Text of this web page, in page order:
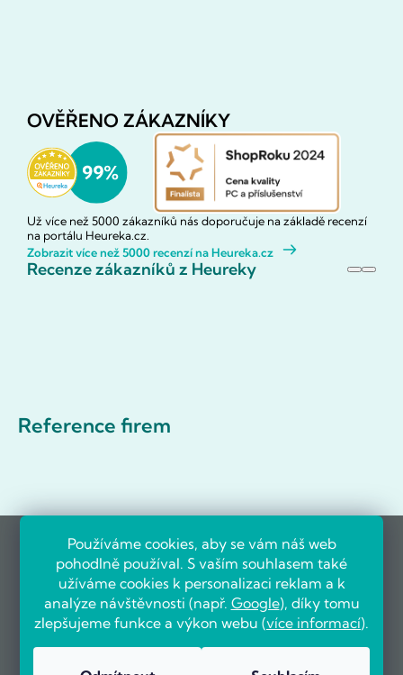
Používáme cookies, aby se vám náš web
pohodlně používal. S vaším souhlasem také
užíváme cookies k personalizaci reklam a k
analýze návštěvnosti (např. Google), díky tomu
zlepšujeme funkce a výkon webu (více informací).
OVĚŘENO ZÁKAZNÍKY
Už více než 5000 zákazníků nás doporučuje na základě recenzí
na portálu Heureka.cz.
Zobrazit více než 5000 recenzí na Heureka.cz
Recenze zákazníků z Heureky
Reference firem